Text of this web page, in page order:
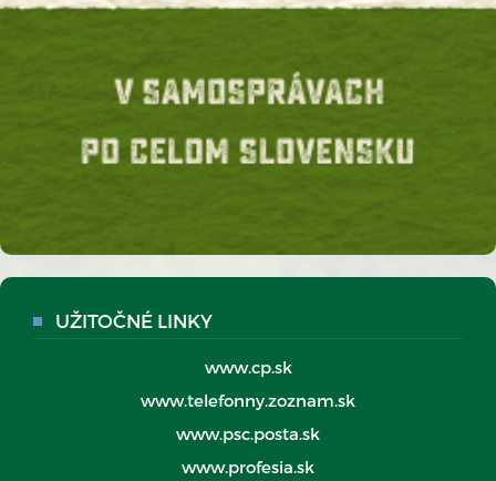
UŽITOČNÉ LINKY
www.cp.sk
www.telefonny.zoznam.sk
www.psc.posta.sk
www.profesia.sk